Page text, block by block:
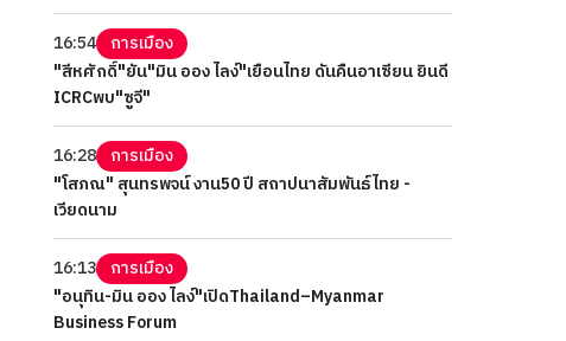
16:54 การเมือง
"สีหศักดิ์"ยัน"มิน ออง ไลง์"เยือนไทย ดันคืนอาเซียน ยินดี
ICRCพบ"ซูจี"
16:28 การเมือง
"โสภณ" สุนทรพจน์ งาน50 ปี สถาปนาสัมพันธ์ไทย -
เวียดนาม
16:13 การเมือง
"อนุทิน-มิน ออง ไลง์"เปิดThailand–Myanmar
Business Forum